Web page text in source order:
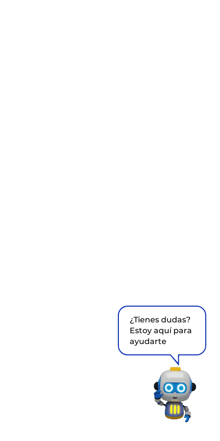
¿Tienes dudas?
Estoy aquí para
ayudarte